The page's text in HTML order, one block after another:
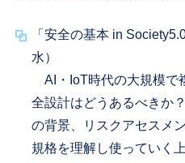
「安全の基本 in
水）
AI・IoT時代の大規模で
全設計はどうあるべきか
の背景、リスクアセスメ
規格を理解し使っていく